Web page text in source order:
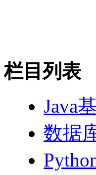
栏目列表
Java
数据